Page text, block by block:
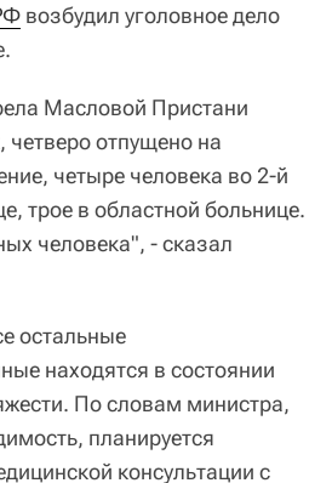
возбудил уголовное дело
Масловой Пристани
четверо отпущено на
четыре человека во 2-й
трое в областной больнице.
человека", - сказал
остальные
находятся в состоянии
По словам министра,
планируется
консультации с